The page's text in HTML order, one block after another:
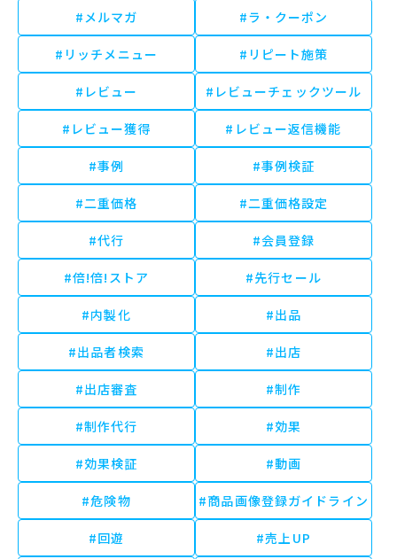
#メルマガ #ラ・クーポン
#リッチメニュー #リピート施策
#レビュー #レビューチェックツール
#レビュー獲得 #レビュー返信機能
#事例 #事例検証
#二重価格 #二重価格設定
#代行 #会員登録
#倍!倍!ストア #先行セール
#内製化 #出品
#出品者検索 #出店
#出店審査 #制作
#制作代行 #効果
#効果検証 #動画
#危険物 #商品画像登録ガイドライン
#回遊 #売上UP